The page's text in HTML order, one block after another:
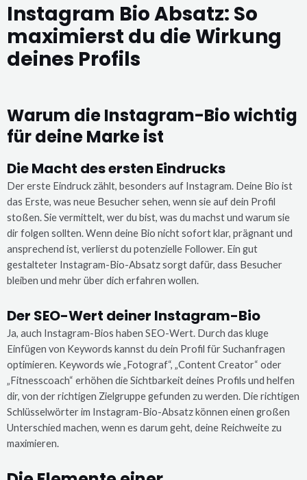
Instagram Bio Absatz: So
maximierst du die Wirkung
deines Profils
Warum die Instagram-Bio wichtig
für deine Marke ist
Die Macht des ersten Eindrucks
Der erste Eindruck zählt, besonders auf Instagram. Deine Bio ist
das Erste, was neue Besucher sehen, wenn sie auf dein Profil
stoßen. Sie vermittelt, wer du bist, was du machst und warum sie
dir folgen sollten. Wenn deine Bio nicht sofort klar, prägnant und
ansprechend ist, verlierst du potenzielle Follower. Ein gut
gestalteter Instagram-Bio-Absatz sorgt dafür, dass Besucher
bleiben und mehr über dich erfahren wollen.
Der SEO-Wert deiner Instagram-Bio
Ja, auch Instagram-Bios haben SEO-Wert. Durch das kluge
Einfügen von Keywords kannst du dein Profil für Suchanfragen
optimieren. Keywords wie „Fotograf“, „Content Creator“ oder
„Fitnesscoach“ erhöhen die Sichtbarkeit deines Profils und helfen
dir, von der richtigen Zielgruppe gefunden zu werden. Die richtigen
Schlüsselwörter im Instagram-Bio-Absatz können einen großen
Unterschied machen, wenn es darum geht, deine Reichweite zu
maximieren.